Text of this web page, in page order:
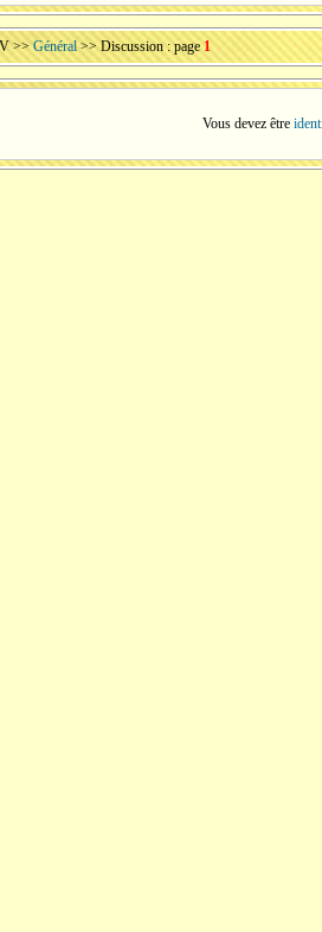
>>Général>> Discussion : page 1
Vous devez être